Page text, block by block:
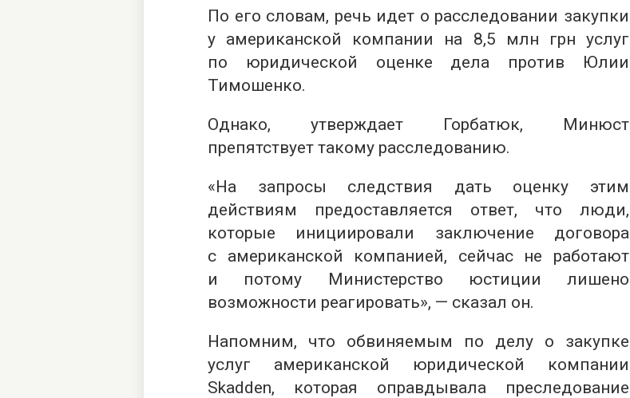
По его словам, речь идет о расследовании закупки
у американской компании на 8,5 млн грн услуг
по юридической оценке дела против Юлии
Тимошенко.
Однако, утверждает Горбатюк, Минюст
препятствует такому расследованию.
«На запросы следствия дать оценку этим
действиям предоставляется ответ, что люди,
которые инициировали заключение договора
с американской компанией, сейчас не работают
и потому Министерство юстиции лишено
возможности реагировать», — сказал он.
Напомним, что обвиняемым по делу о закупке
услуг американской юридической компании
Skadden, которая оправдывала преследование